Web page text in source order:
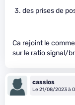
des prises de
Ca rejoint le
sur le ratio signal/
cassios
Le 21/08/2023 à